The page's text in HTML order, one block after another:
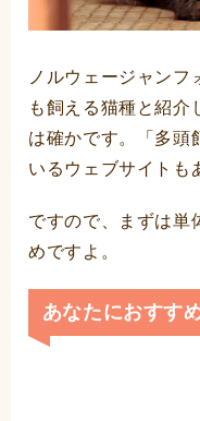
ノルウェージャン
も飼える猫種と紹介
は確かです。「多頭
いるウェブサイトも
ですので、まずは単
めですよ。
あなたにおすす